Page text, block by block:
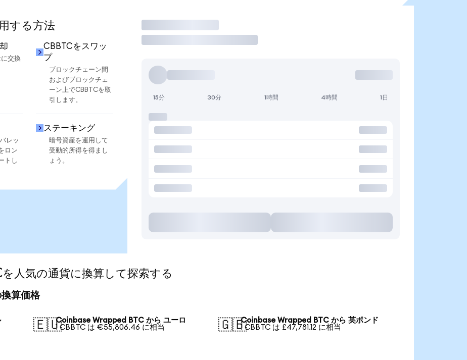
する方法
交換
CBBTCをスワッ
プ
ブロックチェーン間
およびブロックチェ
ーン上でCBBTCを取
引します。
レッ
ロン
トし
ステーキング
暗号資産を運用して
受動的所得を得まし
ょう。
取引
15分 30分 1時間 4時間 1日
気の通貨に換算して探索する
算価格
🇪🇺Coinbase Wrapped BTC から ユーロ
1 CBBTC は €55,806.46 に相当
🇬🇧Coinbase Wrapped BTC から 英ポンド
1 CBBTC は £47,781.12 に相当